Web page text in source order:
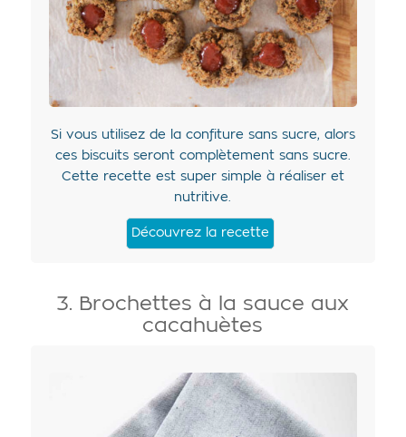
Si vous utilisez de la confiture sans sucre, alors
ces biscuits seront complètement sans sucre.
Cette recette est super simple à réaliser et
nutritive.
Découvrez la recette
3. Brochettes à la sauce aux
cacahuètes